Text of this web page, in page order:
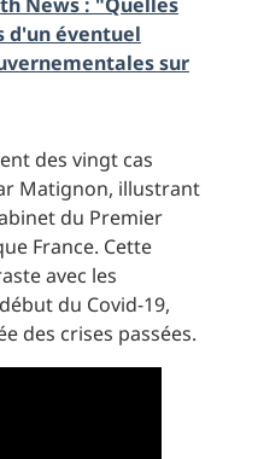
d'un éventuel
sur
des vingt cas
Matignon, illustrant
du Premier
France. Cette
avec les
du Covid-19,
des crises passées.